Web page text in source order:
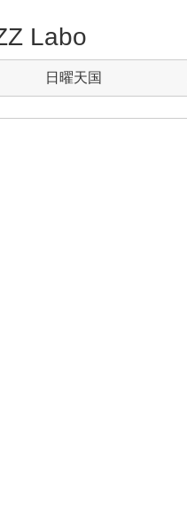
Labo
日曜天国